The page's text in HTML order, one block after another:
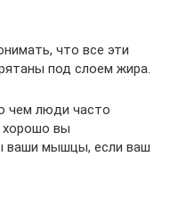
что все эти
под слоем жира.
чем люди часто
хорошо вы
ваши мышцы, если ваш